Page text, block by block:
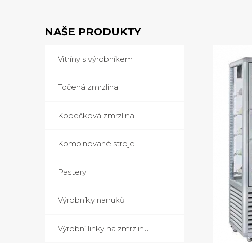
NAŠE PRODUKTY
Vitríny s výrobníkem
Točená zmrzlina
Kopečková zmrzlina
Kombinované stroje
Pastery
Výrobníky nanuků
Výrobní linky na zmrzlinu